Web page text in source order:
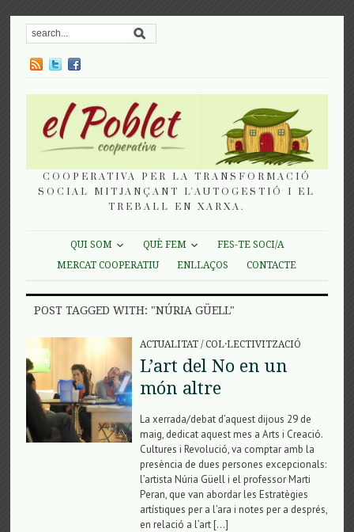
COOPERATIVA PER LA TRANSFORMACIÓ
SOCIAL MITJANÇANT L'AUTOGESTIÓ I EL
TREBALL EN XARXA.
QUI SOM QUÈ FEM
FES-TE SOCI/A
MERCAT COOPERATIU
ENLLAÇOS CONTACTE
POST TAGGED WITH: "NÚRIA GÜELL"
ACTUALITAT/COL·LECTIVITZACIÓ
L’art del No en un
món altre
La xerrada/debat d’aquest dijous 29 de
maig, dedicat aquest mes a Arts i Creació.
Cultures i Revolució, va comptar amb la
presència de dues persones excepcionals:
l’artista Núria Güell i el professor Marti
Peran, que van abordar les Estratègies
artístiques per a l’ara i notes per a després,
en relació a l’art […]